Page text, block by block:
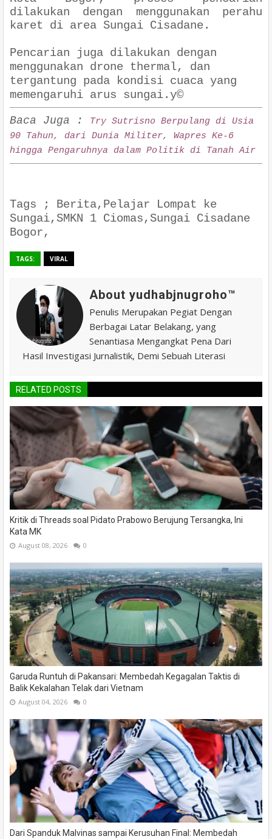
dilakukan dengan menggunakan perahu
karet di area Sungai Cisadane.
Pencarian juga dilakukan dengan
menggunakan drone thermal, dan
tergantung pada kondisi cuaca yang
memengaruhi arus sungai.y©
Baca Juga :
Try Sutrisno Berpulang di Usia
90 Tahun, dari Dunia Militer, Wapres Ke-6
hingga Pengaruhnya dalam Politik di Tanah Air
Tags ; Berita,Pelajar Lompat ke
Sungai,SMKN 1 Ciomas,Sungai Cisadane
Bogor,
TAGS: VIRAL
About yudhabjnugroho™️
Penulis Merupakan Pegiat Dengan
Berbagai Latar Belakang, yang
Senantiasa Mengangkat Pena Dari
Hasil Investigasi Jurnalistik, Demi Sebuah Literasi
RELATED POSTS
Kritik di Threads soal Pidato Prabowo Berujung Tersangka, Ini
Kata MK
August 08, 2026 0
Garuda Runtuh di Pakansari: Membedah Kegagalan Taktis di
Balik Kekalahan Telak dari Vietnam
August 04, 2026 0
Dari Spanduk Malvinas sampai Kerusuhan Final: Membedah